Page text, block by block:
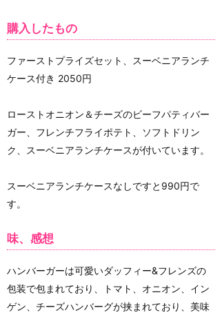
購入したもの
ファーストプライズセット、スーベニアランチ
ケース付き 2050円
ローストオニオン＆チーズのビーフパティバー
ガー、フレンチフライポテト、ソフトドリン
ク、スーベニアランチケースが付いています。
スーベニアランチケースなしですと990円で
す。
味、感想
ハンバーガーは可愛いダッフィー&フレンズの
包装で包まれており、トマト、オニオン、イン
ゲン、チーズハンバーグが挟まれており、美味